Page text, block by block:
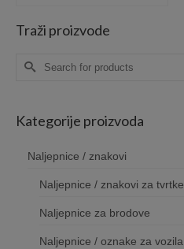
Traži proizvode
Search
Kategorije proizvoda
Naljepnice / znakovi
Naljepnice / znakovi za tvrtke
Naljepnice za brodove
Naljepnice / oznake za vozila